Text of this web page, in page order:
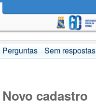
Perguntas Sem respostas
Novo cadastro